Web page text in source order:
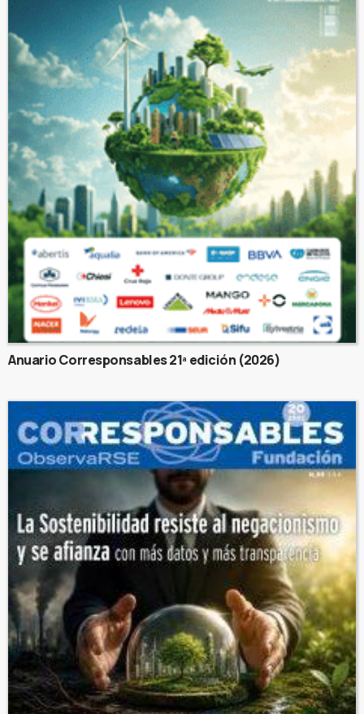
Anuario Corresponsables 21ª edición (2026)